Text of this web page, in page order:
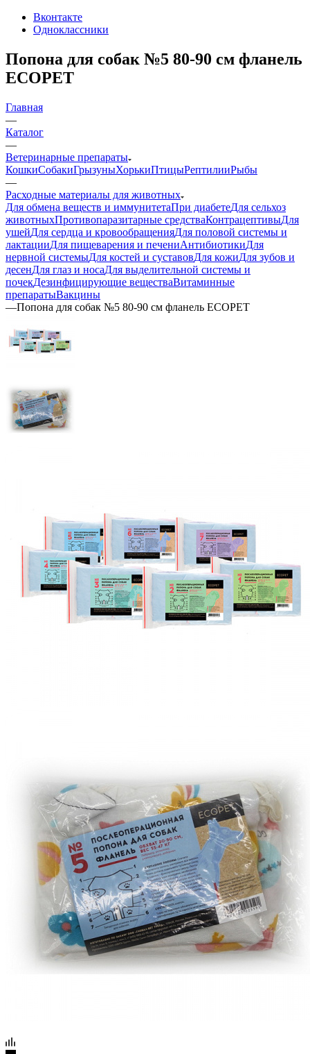
Вконтакте
Одноклассники
Попона для собак №5 80-90 см фланель
ECOPET
Главная
—
Каталог
—
Ветеринарные препараты
КошкиСобакиГрызуныХорькиПтицыРептилииРыбы
—
Расходные материалы для животных
Для обмена веществ и иммунитетаПри диабетеДля сельхоз
животныхПротивопаразитарные средстваКонтрацептивыДля
ушейДля сердца и кровообращенияДля половой системы и
лактацииДля пищеварения и печениАнтибиотикиДля
нервной системыДля костей и суставовДля кожиДля зубов и
десенДля глаз и носаДля выделительной системы и
почекДезинфицирующие веществаВитаминные
препаратыВакцины
—Попона для собак №5 80-90 см фланель ECOPET